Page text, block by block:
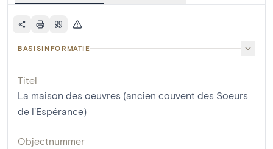
BASISINFORMATIE
Titel
La maison des oeuvres (ancien couvent des Soeurs
de l'Espérance)
Objectnummer